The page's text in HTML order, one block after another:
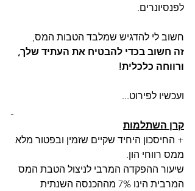
לפנסיונרים.
חשוב לי להדגיש שמלבד הטבות המס,
זה חשוב בכדי להבטיח את העתיד שלך,
ורווחה כלכלית!
ועכשיו לפירוט...
קרן השתלמות
+ החיסכון היחיד שקיים שזמין ובפטור מלא
ממס רווחי הון.
שיעור ההפקדה המרבי לניצול הטבת המס
המרבית הינו 7% מההכנסה השנתית